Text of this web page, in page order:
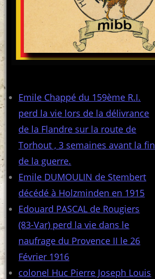
Emile Chappé du 159ème R.I.
perd la vie lors de la délivrance
de la Flandre sur la route de
Torhout , 3 semaines avant la fin
de la guerre.
Emile DUMOULIN de Stembert
décédé à Holzminden en 1915
Edouard PASCAL de Rougiers
(83-Var) perd la vie dans le
naufrage du Provence II le 26
Février 1916
colonel Huc Pierre Joseph Louis